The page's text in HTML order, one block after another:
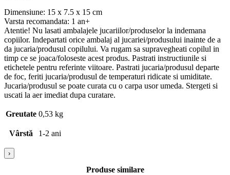
Dimensiune: 15 x 7.5 x 15 cm
Varsta recomandata: 1 an+
Atentie! Nu lasati ambalajele jucariilor/produselor la indemana
copiilor. Indepartati orice ambalaj al jucariei/produsului inainte de a
da jucaria/produsul copilului. Va rugam sa supravegheati copilul in
timp ce se joaca/foloseste acest produs. Pastrati instructiunile si
etichetele pentru referinte viitoare. Pastrati jucaria/produsul departe
de foc, feriti jucaria/produsul de temperaturi ridicate si umiditate.
Jucaria/produsul se poate curata cu o carpa usor umeda. Stergeti si
uscati la aer imediat dupa curatare.
Greutate 0,53 kg
Vârstă 1-2 ani
›
Produse similare